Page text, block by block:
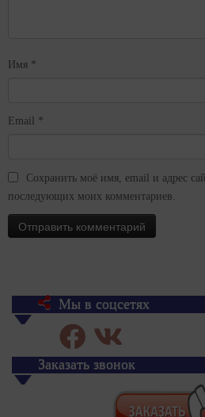
Имя *
Email *
Сохранить моё имя, email и адрес
последующих моих комментариев.
Мы в соцсетях
Заказать звонок